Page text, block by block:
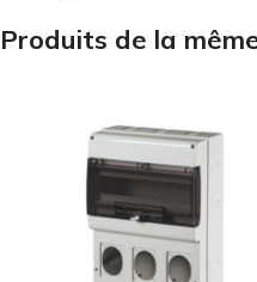
Produits de la